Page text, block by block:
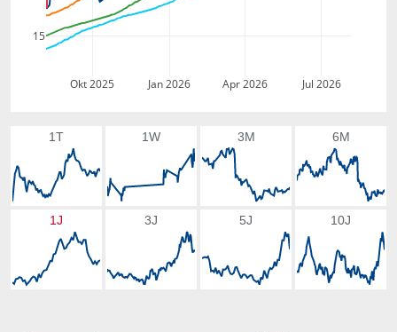
Okt 2025 Jan 2026 Apr 2026 Jul 2026
15
1T 1W 3M 6M
1J 3J 5J 10J